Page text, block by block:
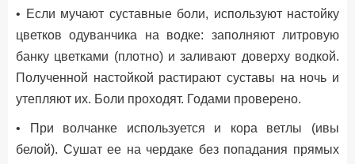
• Если мучают суставные боли, используют настойку
цветков одуванчика на водке: заполняют литровую
банку цветками (плотно) и заливают доверху водкой.
Полученной настойкой растирают суставы на ночь и
утепляют их. Боли проходят. Годами проверено.
• При волчанке используется и кора ветлы (ивы
белой). Сушат ее на чердаке без попадания прямых